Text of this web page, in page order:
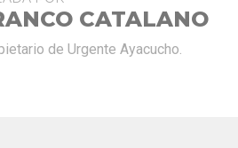
CATALANO
de Urgente Ayacucho.